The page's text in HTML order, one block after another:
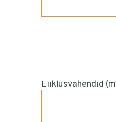
Liiklusvahendid